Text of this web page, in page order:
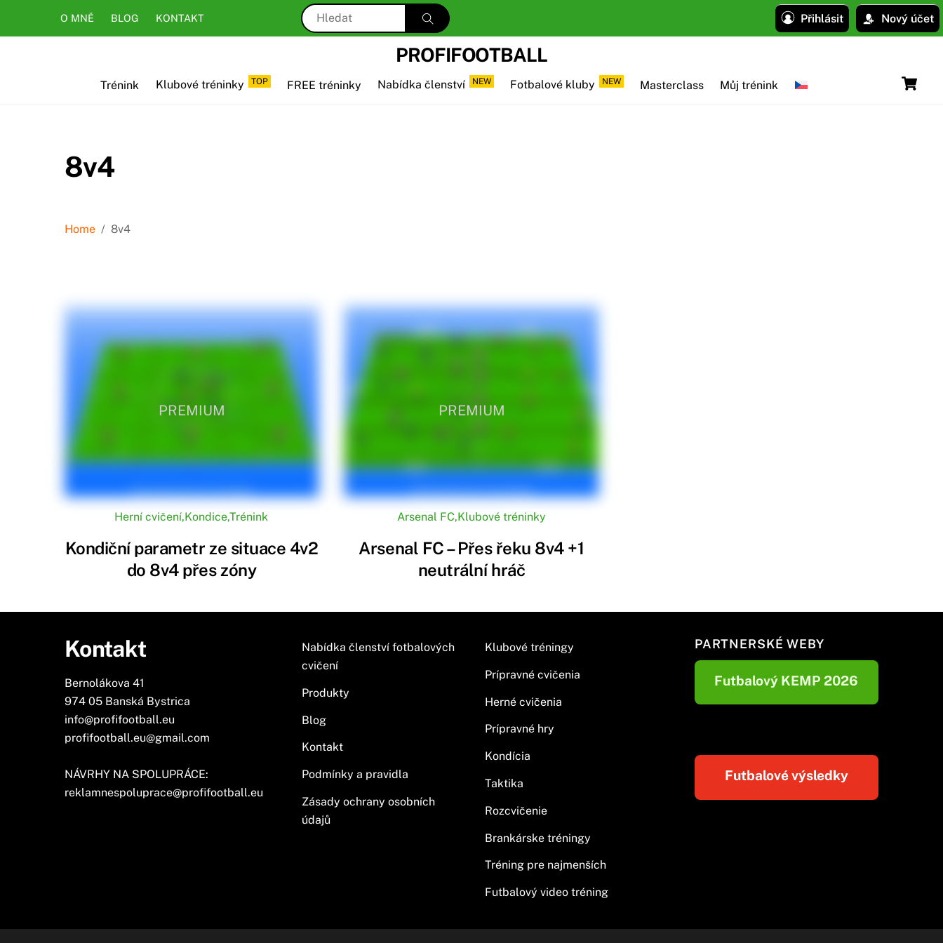
O MNĚ BLOG KONTAKT Přihlásit Nový účet
PROFIFOOTBALL
Trénink Klubové tréninky TOP FREE tréninky Nabídka členství NEW Fotbalové kluby NEW Masterclass Můj trénink
8v4
Home / 8v4
PREMIUM
Herní cvičení,Kondice,Trénink
Kondiční parametr ze situace 4v2
do 8v4 přes zóny
PREMIUM
Arsenal FC,Klubové tréninky
Arsenal FC – Přes řeku 8v4 +1
neutrální hráč
Kontakt
Bernolákova 41
974 05 Banská Bystrica
info@profifootball.eu
profifootball.eu@gmail.com
NÁVRHY NA SPOLUPRÁCE:
reklamnespoluprace@profifootball.eu
Nabídka členství fotbalových
cvičení
Produkty
Blog
Kontakt
Podmínky a pravidla
Zásady ochrany osobních
údajů
Klubové tréningy
Prípravné cvičenia
Herné cvičenia
Prípravné hry
Kondícia
Taktika
Rozcvičenie
Brankárske tréningy
Tréning pre najmenších
Futbalový video tréning
PARTNERSKÉ WEBY
Futbalový KEMP 2026
Futbalové výsledky